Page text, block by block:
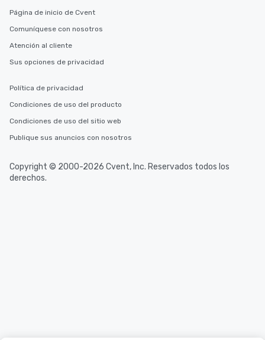
Página de inicio de Cvent
Comuníquese con nosotros
Atención al cliente
Sus opciones de privacidad
Política de privacidad
Condiciones de uso del producto
Condiciones de uso del sitio web
Publique sus anuncios con nosotros
Copyright © 2000-2026 Cvent, Inc. Reservados todos los
derechos.